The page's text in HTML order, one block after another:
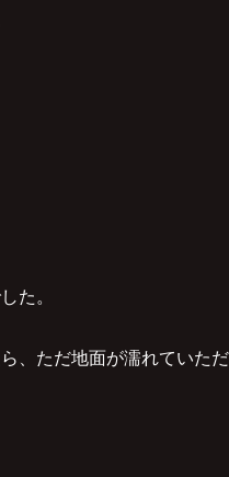
た。
、ただ地面が濡れていた